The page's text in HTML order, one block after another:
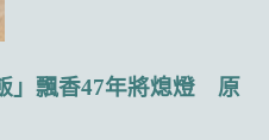
」飄香47年將熄燈 原